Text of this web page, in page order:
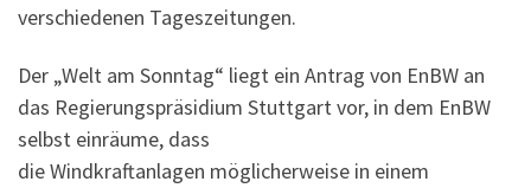
verschiedenen Tageszeitungen.
Der „Welt am Sonntag“ liegt ein Antrag von EnBW an
das Regierungspräsidium Stuttgart vor, in dem EnBW
selbst einräume, dass
die Windkraftanlagen möglicherweise in einem